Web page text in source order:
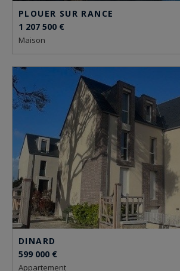
PLOUER SUR RANCE
1 207 500 €
maison
DINARD
599 000 €
appartement